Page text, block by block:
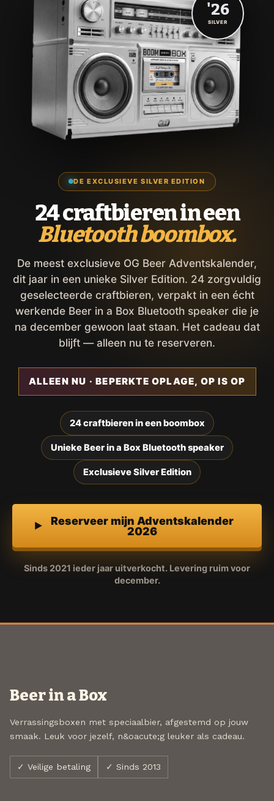
DE EXCLUSIEVE SILVER EDITION
24 craftbieren in een
Bluetooth boombox.
De meest exclusieve OG Beer Adventskalender,
dit jaar in een unieke Silver Edition. 24 zorgvuldig
geselecteerde craftbieren, verpakt in een écht
werkende Beer in a Box Bluetooth speaker die je
na december gewoon laat staan. Het cadeau dat
blijft — alleen nu te reserveren.
ALLEEN NU · BEPERKTE OPLAGE, OP IS OP
24 craftbieren in een boombox
Unieke Beer in a Box Bluetooth speaker
Exclusieve Silver Edition
Reserveer mijn Adventskalender
2026
Sinds 2021 ieder jaar uitverkocht. Levering ruim voor
december.
'26
SILVER
Beer in a Box
Verrassingsboxen met speciaalbier, afgestemd op jouw
smaak. Leuk voor jezelf, n&oacute;g leuker als cadeau.
✓ Veilige betaling ✓ Sinds 2013